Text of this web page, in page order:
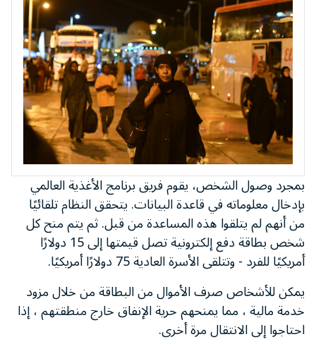
بمجرد وصول الشخص، يقوم فريق برنامج الأغذية العالمي
بإدخال معلوماته في قاعدة البيانات. يتحقق النظام تلقائيًا
من أنهم لم يتلقوا هذه المساعدة من قبل. ثم يتم منح كل
شخص بطاقة دفع إلكترونية تصل قيمتها إلى 15 دولارًا
أمريكيًا للفرد - وتتلقى الأسرة العادية 75 دولارًا أمريكيًا.
يمكن للأشخاص صرف الأموال من البطاقة من خلال مزود
خدمة مالية ، مما يمنحهم حرية الإنفاق خارج منطقتهم ، إذا
احتاجوا إلى الانتقال مرة أخرى.